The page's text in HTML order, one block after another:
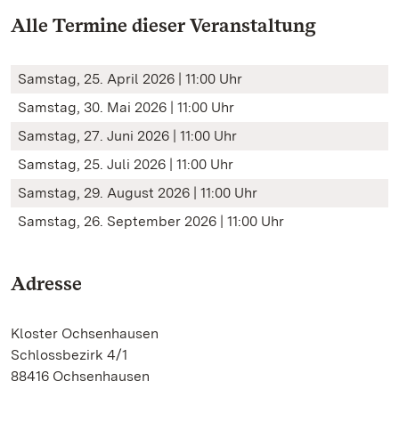
Alle Termine dieser Veranstaltung
Samstag, 25. April 2026 | 11:00 Uhr
Samstag, 30. Mai 2026 | 11:00 Uhr
Samstag, 27. Juni 2026 | 11:00 Uhr
Samstag, 25. Juli 2026 | 11:00 Uhr
Samstag, 29. August 2026 | 11:00 Uhr
Samstag, 26. September 2026 | 11:00 Uhr
Adresse
Kloster Ochsenhausen
Schlossbezirk 4/1
88416 Ochsenhausen